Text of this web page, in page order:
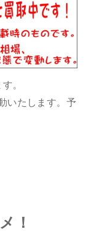
。
いたします。予
！